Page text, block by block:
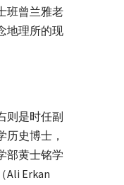
班曾兰雅老
地理所的现
则是时任副
史博士，
部黄士铭学
Ali Erkan